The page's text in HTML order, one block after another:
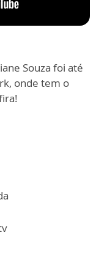
Souza foi até
onde tem o